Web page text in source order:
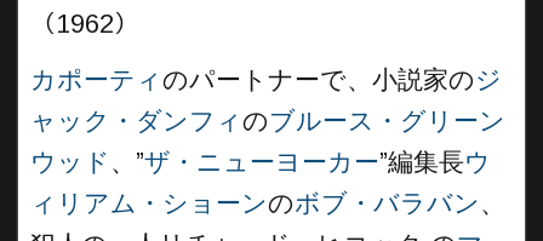
（1962）
カポーティ のパートナーで、小説家のジ
ャック・ダンフィ のブルース・グリーン
ウッド 、”ザ・ニューヨーカー”編集長ウ
ィリアム・ショーンのボブ・バラバン 、